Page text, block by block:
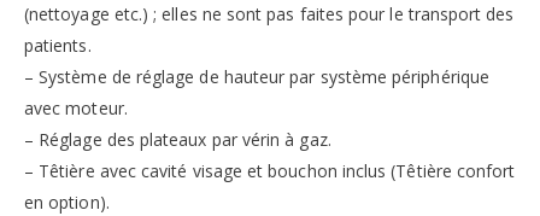
(nettoyage etc.) ; elles ne sont pas faites pour le transport des
patients.
– Système de réglage de hauteur par système périphérique
avec moteur.
– Réglage des plateaux par vérin à gaz.
– Têtière avec cavité visage et bouchon inclus (Têtière confort
en option).